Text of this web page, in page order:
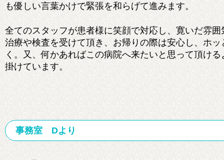
も優しい言葉かけで緊張を和らげて進みます。
全てのスタッフが患者様に笑顔で対応し、寛いだ雰囲
治療や検査を受けて頂き、お帰りの際は安心し、ホッ
く。又、何かあればこの病院へ来たいと思って頂ける
掛けています。
事務室 Dより